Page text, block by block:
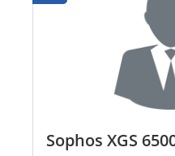
Sophos XGS